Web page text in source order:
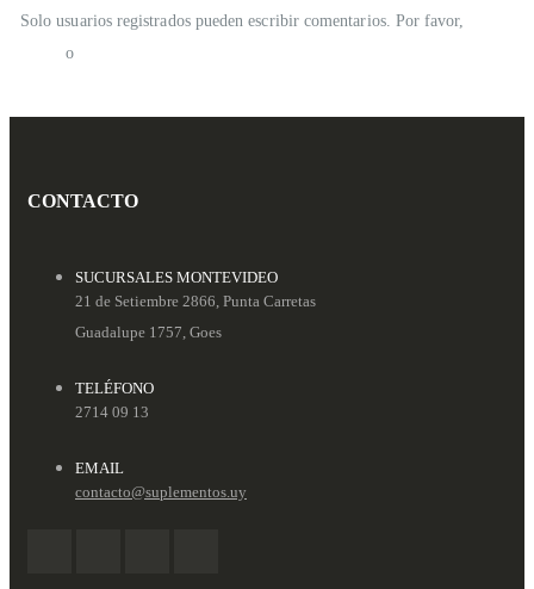
Solo usuarios registrados pueden escribir comentarios. Por favor,
o
CONTACTO
SUCURSALES MONTEVIDEO
21 de Setiembre 2866, Punta Carretas
Guadalupe 1757, Goes
TELÉFONO
2714 09 13
EMAIL
contacto@suplementos.uy